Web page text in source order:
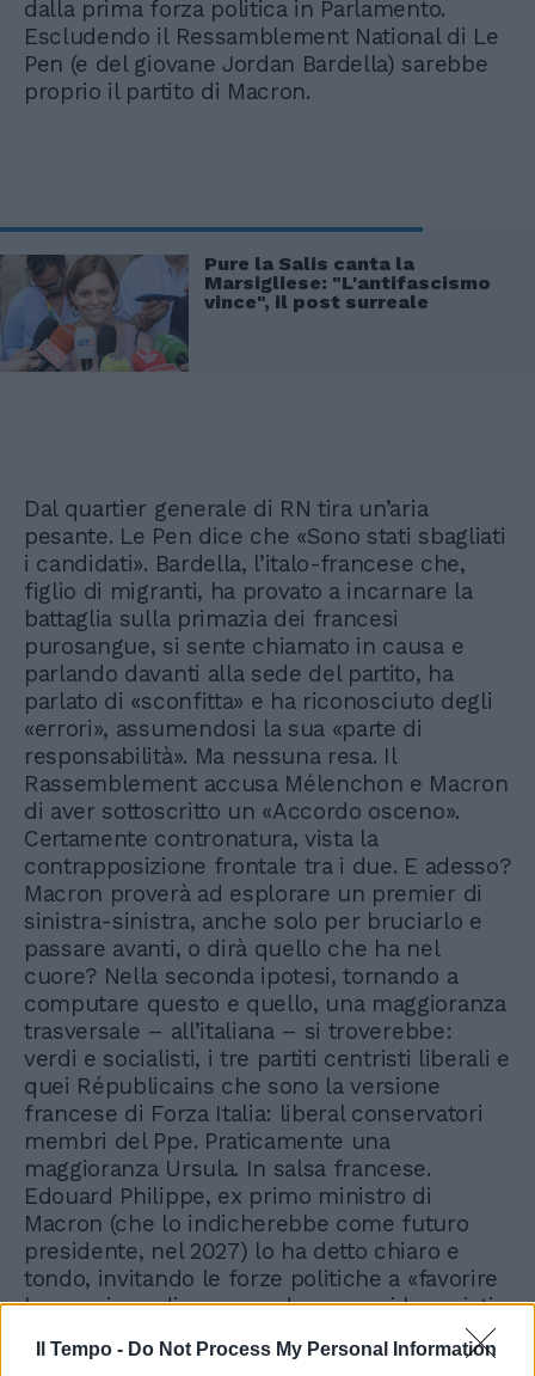
Il Tempo - Do Not Process My Personal Information
dalla prima forza politica in Parlamento.
Escludendo il Ressamblement National di Le
Pen (e del giovane Jordan Bardella) sarebbe
proprio il partito di Macron.
Pure la Salis canta la
Marsigliese: "L'antifascismo
vince", il post surreale
Dal quartier generale di RN tira un’aria
pesante. Le Pen dice che «Sono stati sbagliati
i candidati». Bardella, l’italo-francese che,
figlio di migranti, ha provato a incarnare la
battaglia sulla primazia dei francesi
purosangue, si sente chiamato in causa e
parlando davanti alla sede del partito, ha
parlato di «sconfitta» e ha riconosciuto degli
«errori», assumendosi la sua «parte di
responsabilità». Ma nessuna resa. Il
Rassemblement accusa Mélenchon e Macron
di aver sottoscritto un «Accordo osceno».
Certamente contronatura, vista la
contrapposizione frontale tra i due. E adesso?
Macron proverà ad esplorare un premier di
sinistra-sinistra, anche solo per bruciarlo e
passare avanti, o dirà quello che ha nel
cuore? Nella seconda ipotesi, tornando a
computare questo e quello, una maggioranza
trasversale – all’italiana – si troverebbe:
verdi e socialisti, i tre partiti centristi liberali e
quei Républicains che sono la versione
francese di Forza Italia: liberal conservatori
membri del Ppe. Praticamente una
maggioranza Ursula. In salsa francese.
Edouard Philippe, ex primo ministro di
Macron (che lo indicherebbe come futuro
presidente, nel 2027) lo ha detto chiaro e
tondo, invitando le forze politiche a «favorire
la creazione di un accordo» senza i lepenisti
e Mélenchon. Un governo-ponte potrebbe
essere guidato da un economista di chiara